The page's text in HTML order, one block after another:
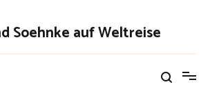
Soehnke auf Weltreise